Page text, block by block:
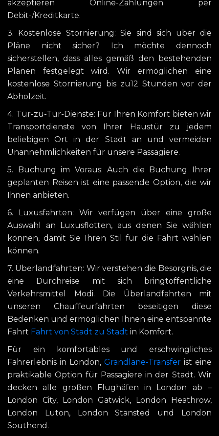
akzeptieren Online-Zahlungen per
Debit-/Kreditkarte.
3. Kostenlose Stornierung: Sie sind sich über die
Pläne nicht sicher? Ich möchte dennoch
sicherstellen, dass alles gemäß den bestehenden
Plänen festgelegt wird. Wir ermöglichen eine
kostenlose Stornierung bis zu12 Stunden vor der
Abholzeit.
4. Tür-zu-Tür-Dienste: Für Ihren Komfort bieten wir
Transportdienste von Ihrer Haustür zu jedem
beliebigen Ort in der Stadt an und vermeiden
Unannehmlichkeiten für unsere Passagiere.
5. Buchung im Voraus: Auch die Buchung Ihrer
geplanten Reisen ist eine passende Option, die wir
Ihnen anbieten.
6. Luxusfahrten: Wir verfügen über eine große
Auswahl an Luxusflotten, aus denen Sie wählen
können, damit Sie Ihren Stil für die Fahrt wählen
können.
7. Überlandfahrten: Wir verstehen die Besorgnis, die
eine Durchreise mit sich bringtöffentliche
Verkehrsmittel Modi. Die Überlandfahrten mit
unseren Chauffeurfahrten beseitigen diese
Bedenken und ermöglichen Ihnen eine entspannte
Fahrt Fahrt von Stadt zu Stadt in Komfort.
Für ein komfortables und erschwingliches
Fahrerlebnis in London, Grandlane-Transfer ist eine
praktikable Option für Passagiere in der Stadt. Wir
decken alle großen Flughäfen in London ab –
London City, London Gatwick, London Heathrow,
London Luton, London Stansted und London
Southend.